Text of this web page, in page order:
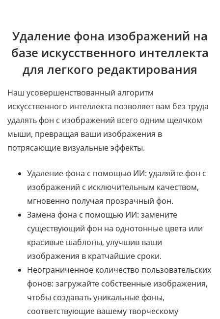
Удаление фона изображений на
базе искусственного интеллекта
для легкого редактирования
Наш усовершенствованный алгоритм
искусственного интеллекта позволяет вам без труда
удалять фон с изображений всего одним щелчком
мыши, превращая ваши изображения в
потрясающие визуальные эффекты.
Удаление фона с помощью ИИ: удаляйте фон с
изображений с исключительным качеством,
мгновенно получая прозрачный фон.
Замена фона с помощью ИИ: замените
существующий фон на однотонные цвета или
красивые шаблоны, улучшив ваши
изображения в кратчайшие сроки.
Неограниченное количество пользовательских
фонов: загружайте собственные изображения,
чтобы создавать уникальные фоны,
соответствующие вашему творческому